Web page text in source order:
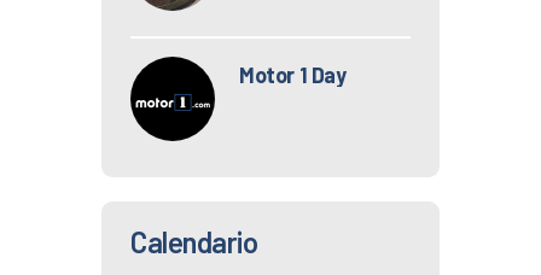
Motor 1 Day
Calendario